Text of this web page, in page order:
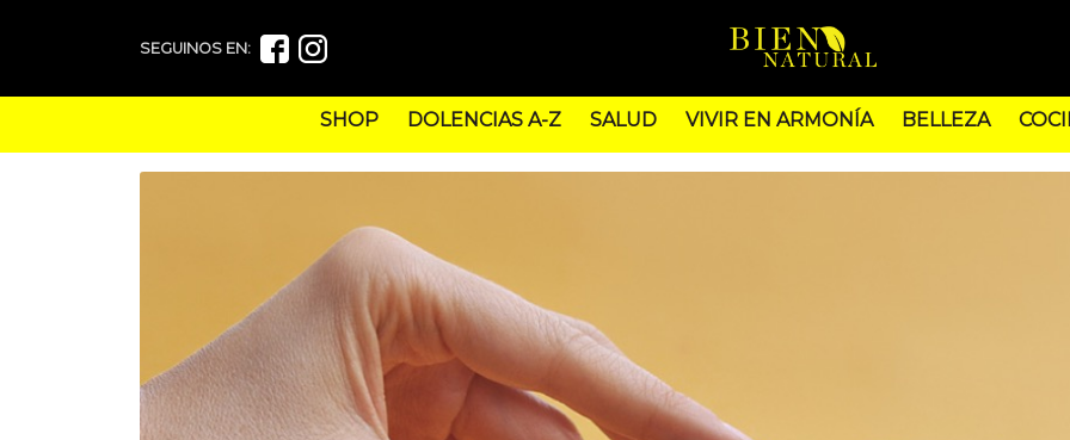
SEGUINOS EN:
SHOP DOLENCIAS A-Z SALUD VIVIR EN ARMONÍA BELLEZA